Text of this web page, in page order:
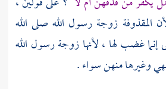
المقذوفة زوجة رسول الله صلى الله
إنما غضب لها ، لأنها زوجة رسول الله
وغيرها منهن سواء .